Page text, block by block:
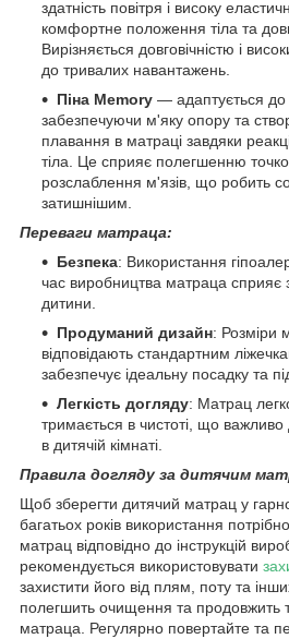
здатність повітря і високу
комфортне положення тіла та
Вирізняється довговічністю і
до тривалих навантажень.
Піна Memory — адаптується до
забезпечуючи м'яку опору та
плавання в матраці завдяки
тіла. Це сприяє полегшенню
розслаблення м'язів, що робить
затишнішим.
Переваги матраца:
Безпека: Використання
час виробництва матраца
дитини.
Продуманий дизайн: Розміри
відповідають стандартним
забезпечує ідеальну посадку та
Легкість догляду: Матрац
тримається в чистоті, що важливо
в дитячій кімнаті.
Правила догляду за дитячим
Щоб зберегти дитячий матрац у
багатьох років використання
матрац відповідно до інструкцій
рекомендується використовувати
захистити його від плям, поту та
полегшить очищення та продовжить
матраца. Регулярно повертайте та